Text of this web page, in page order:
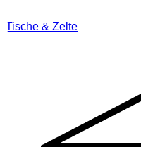
Tische & Zelte​